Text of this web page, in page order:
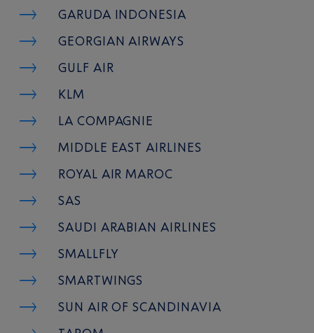
GARUDA INDONESIA
GEORGIAN AIRWAYS
GULF AIR
KLM
LA COMPAGNIE
MIDDLE EAST AIRLINES
ROYAL AIR MAROC
SAS
SAUDI ARABIAN AIRLINES
SMALLFLY
SMARTWINGS
SUN AIR OF SCANDINAVIA